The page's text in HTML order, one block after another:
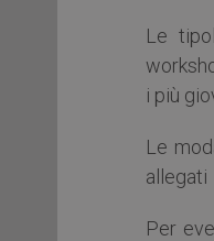
Le
i più
Le
allegati
Per